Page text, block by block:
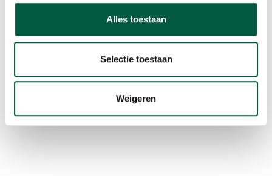
Alles toestaan
Selectie toestaan
Weigeren